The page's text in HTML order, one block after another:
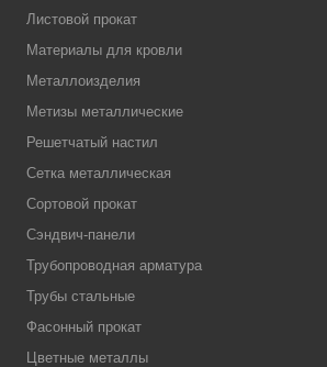
Листовой прокат
Материалы для кровли
Металлоизделия
Метизы металлические
Решетчатый настил
Сетка металлическая
Сортовой прокат
Сэндвич-панели
Трубопроводная арматура
Трубы стальные
Фасонный прокат
Цветные металлы